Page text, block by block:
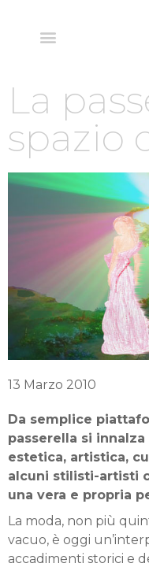
La
spazio
13 Marzo 2010
Da semplice
passerella si
estetica, artistica,
alcuni stilisti-artisti
una vera e propria
La moda, non più
vacuo, è oggi
accadimenti storici e